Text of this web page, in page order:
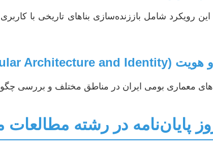
رویکرد شامل باززنده‌سازی بناهای تاریخی با
معماری بومی ایران در مناطق مختلف و بررسی